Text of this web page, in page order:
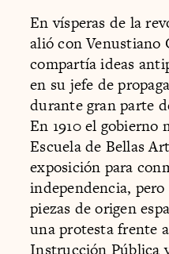
En vísperas de la
alió con Venustiano
compartía ideas
en su jefe de
durante gran parte
En 1910 el
Escuela de Bellas
exposición para
independencia,
piezas de origen
una protesta frente